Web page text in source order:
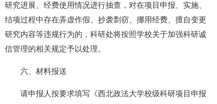
研究进展、经费使用情况进行抽查，对在项目申报、实施、
结项过程中存在弄虚作假、抄袭剽窃、挪用经费、擅自变更
研究内容等违规行为的，科研处将按照学校关于加强科研诚
信管理的相关规定予以处理。
六、材料报送
请申报人按要求填写《西北政法大学校级科研项目申报